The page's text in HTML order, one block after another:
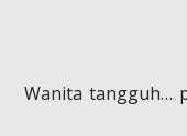
​Wanita tangguh…